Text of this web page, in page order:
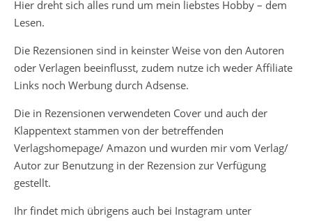
Hier dreht sich alles rund um mein liebstes Hobby – dem
Lesen.
Die Rezensionen sind in keinster Weise von den Autoren
oder Verlagen beeinflusst, zudem nutze ich weder Affiliate
Links noch Werbung durch Adsense.
Die in Rezensionen verwendeten Cover und auch der
Klappentext stammen von der betreffenden
Verlagshomepage/ Amazon und wurden mir vom Verlag/
Autor zur Benutzung in der Rezension zur Verfügung
gestellt.
Ihr findet mich übrigens auch bei Instagram unter